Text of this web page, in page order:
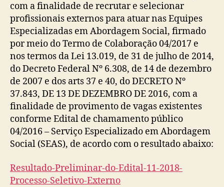
com a finalidade de recrutar e selecionar
profissionais externos para atuar nas Equipes
Especializadas em Abordagem Social, firmado
por meio do Termo de Colaboração 04/2017 e
nos termos da Lei 13.019, de 31 de julho de 2014,
do Decreto Federal Nº 6.308, de 14 de dezembro
de 2007 e dos arts 37 e 40, do DECRETO Nº
37.843, DE 13 DE DEZEMBRO DE 2016, com a
finalidade de provimento de vagas existentes
conforme Edital de chamamento público
04/2016 – Serviço Especializado em Abordagem
Social (SEAS), de acordo com o resultado abaixo:
Resultado-Preliminar-do-Edital-11-2018-
Processo-Seletivo-Externo